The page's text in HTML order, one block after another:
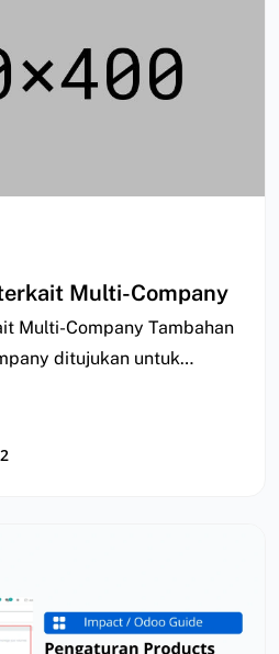
Multi-Company
Multi-Company Tambahan
ditujukan untuk